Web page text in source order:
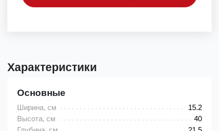
Характеристики
Основные
Ширина, см
15.2
Высота, см
40